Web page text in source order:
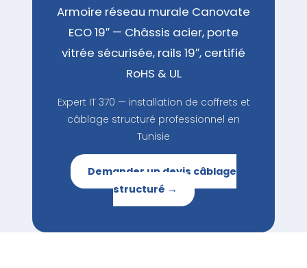
Armoire réseau murale Canovate
ECO 19″ — Châssis acier, porte
vitrée sécurisée, rails 19″, certifié
RoHS & UL
Expert IT 370 — installation de coffrets et
câblage structuré professionnel en
Tunisie
Demander un devis câblage
structuré →